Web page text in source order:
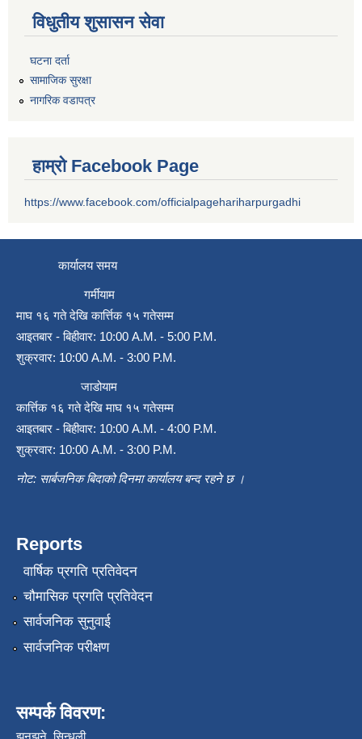
विधुतीय शुसासन सेवा
घटना दर्ता
सामाजिक सुरक्षा
नागरिक वडापत्र
हाम्रो Facebook Page
https://www.facebook.com/officialpagehariharpurgadhi
कार्यालय समय
गर्मीयाम
माघ १६ गते देखि कार्त्तिक १५ गतेसम्म
आइतबार - बिहीवार: 10:00 A.M. - 5:00 P.M.
शुक्रवार: 10:00 A.M. - 3:00 P.M.
जाडोयाम
कार्त्तिक १६ गते देखि माघ १५ गतेसम्म
आइतबार - बिहीवार: 10:00 A.M. - 4:00 P.M.
शुक्रवार: 10:00 A.M. - 3:00 P.M.
नोट: सार्बजनिक बिदाको दिनमा कार्यालय बन्द रहने छ ।
Reports
वार्षिक प्रगति प्रतिवेदन
चौमासिक प्रगति प्रतिवेदन
सार्वजनिक सुनुवाई
सार्वजनिक परीक्षण
सम्पर्क विवरण:
झनझने ,सिन्धुली